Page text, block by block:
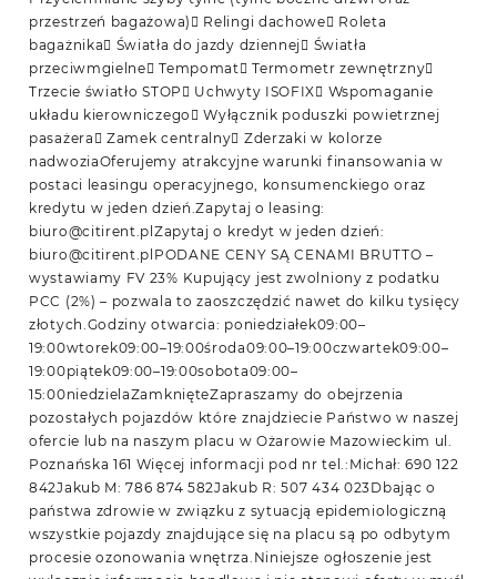
przestrzeń bagażowa) Relingi dachowe Roleta
bagażnika Światła do jazdy dziennej Światła
przeciwmgielne Tempomat Termometr zewnętrzny
Trzecie światło STOP Uchwyty ISOFIX Wspomaganie
układu kierowniczego Wyłącznik poduszki powietrznej
pasażera Zamek centralny Zderzaki w kolorze
nadwoziaOferujemy atrakcyjne warunki finansowania w
postaci leasingu operacyjnego, konsumenckiego oraz
kredytu w jeden dzień.Zapytaj o leasing:
biuro@citirent.plZapytaj o kredyt w jeden dzień:
biuro@citirent.plPODANE CENY SĄ CENAMI BRUTTO –
wystawiamy FV 23% Kupujący jest zwolniony z podatku
PCC (2%) – pozwala to zaoszczędzić nawet do kilku tysięcy
złotych.Godziny otwarcia: poniedziałek09:00–
19:00wtorek09:00–19:00środa09:00–19:00czwartek09:00–
19:00piątek09:00–19:00sobota09:00–
15:00niedzielaZamknięteZapraszamy do obejrzenia
pozostałych pojazdów które znajdziecie Państwo w naszej
ofercie lub na naszym placu w Ożarowie Mazowieckim ul.
Poznańska 161 Więcej informacji pod nr tel.:Michał: 690 122
842Jakub M: 786 874 582Jakub R: 507 434 023Dbając o
państwa zdrowie w związku z sytuacją epidemiologiczną
wszystkie pojazdy znajdujące się na placu są po odbytym
procesie ozonowania wnętrza.Niniejsze ogłoszenie jest